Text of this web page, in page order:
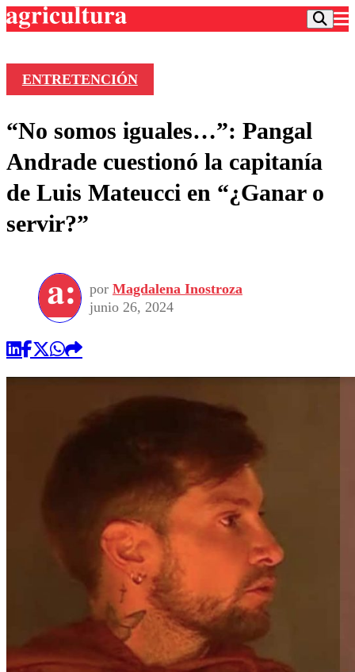
Frecuencias
Agricultura TV
Deportes
Colo Colo
Torneo Internacional
Torneo Nacional
Entretención
Internacional
Nacional
Programas
Comercial
ENTRETENCIÓN
“No somos iguales…”: Pangal
Andrade cuestionó la capitanía
de Luis Mateucci en “¿Ganar o
servir?”
por Magdalena Inostroza
junio 26, 2024